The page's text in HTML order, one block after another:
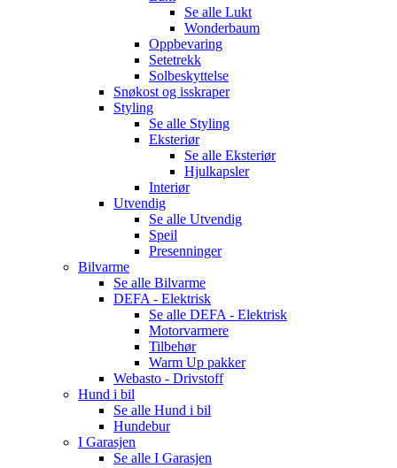
Se alle Lukt
Wonderbaum
Oppbevaring
Setetrekk
Solbeskyttelse
Snøkost og isskraper
Styling
Se alle Styling
Eksteriør
Se alle Eksteriør
Hjulkapsler
Interiør
Utvendig
Se alle Utvendig
Speil
Presenninger
Bilvarme
Se alle Bilvarme
DEFA - Elektrisk
Se alle DEFA - Elektrisk
Motorvarmere
Tilbehør
Warm Up pakker
Webasto - Drivstoff
Hund i bil
Se alle Hund i bil
Hundebur
I Garasjen
Se alle I Garasjen